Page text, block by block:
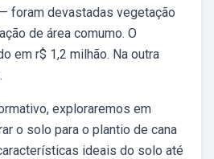
foram devastadas vegetação
de área comumo. O
em r$ 1,2 milhão. Na outra
exploraremos em
o solo para o plantio de cana
ideais do solo até